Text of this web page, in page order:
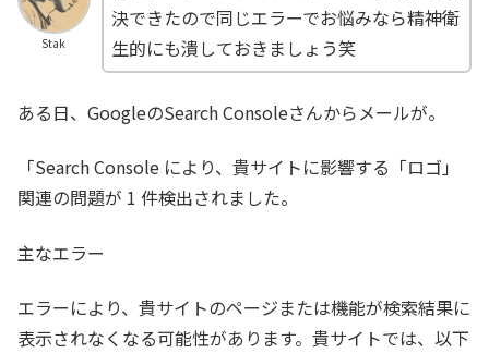
Stak
決できたので同じエラーでお悩みなら精神衛
生的にも潰しておきましょう笑
ある日、GoogleのSearch Consoleさんからメールが。
「Search Console により、貴サイトに影響する「ロゴ」
関連の問題が 1 件検出されました。
主なエラー
エラーにより、貴サイトのページまたは機能が検索結果に
表示されなくなる可能性があります。貴サイトでは、以下